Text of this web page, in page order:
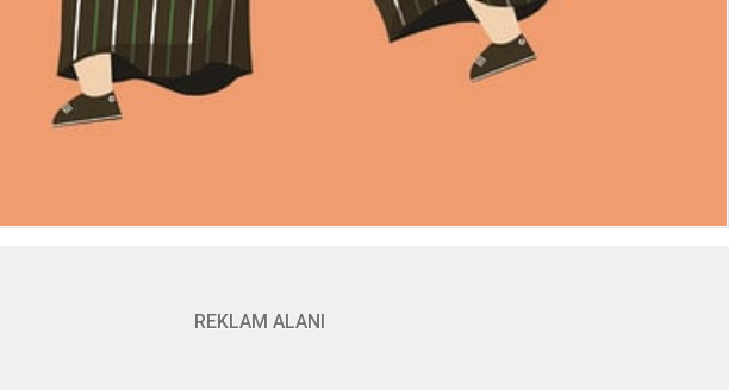
REKLAM ALANI